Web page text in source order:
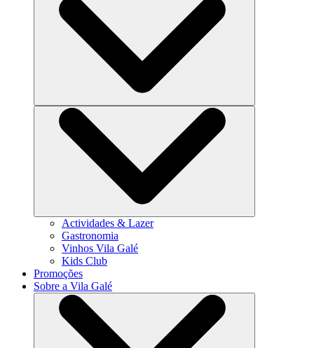
Actividades & Lazer
Gastronomia
Vinhos Vila Galé
Kids Club
Promoções
Sobre a Vila Galé